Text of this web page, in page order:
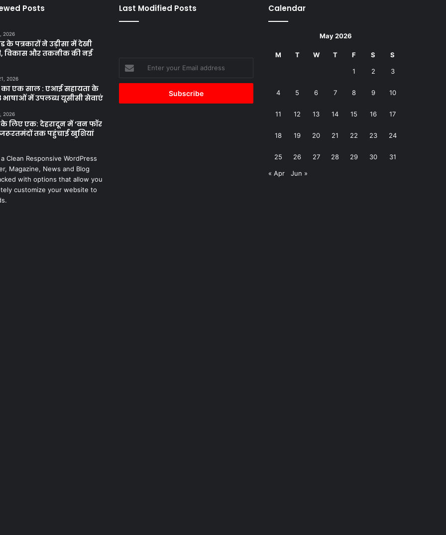
Posts
2026
के पत्रकारों ने उड़ीसा में देखी
विकास और तकनीक की नई
2026
का एक साल : एआई सहायता के
भाषाओं में उपलब्ध यूसीसी सेवाएं
2026
लिए एक: देहरादून में ‘वन फॉर
तक पहुंचाई खुशियां
Clean Responsive WordPress
Magazine, News and Blog
with options that allow you
customize your website to
Last Modified Posts
your
Email
Calendar
May 2026
M T W T F S S
1 2 3
4 5 6 7 8 9 10
11 12 13 14 15 16 17
18 19 20 21 22 23 24
25 26 27 28 29 30 31
« Apr Jun »